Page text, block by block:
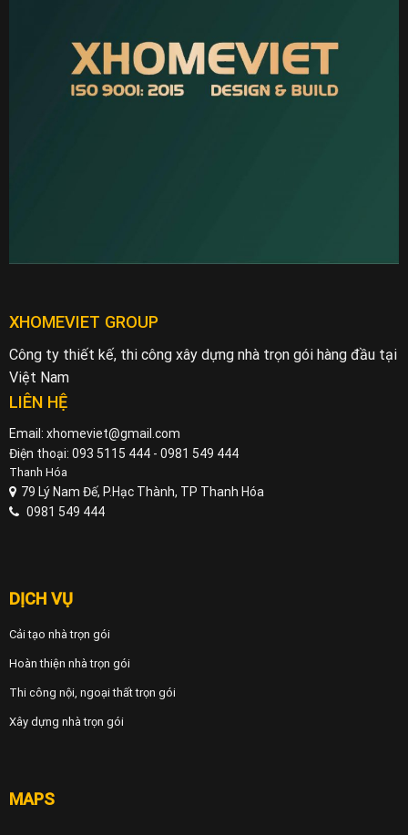
XHOMEVIET GROUP
Công ty thiết kế, thi công xây dựng nhà trọn gói hàng đầu tại
Việt Nam
LIÊN HỆ
Email: xhomeviet@gmail.com
Điện thoại: 093 5115 444 - 0981 549 444
Thanh Hóa
79 Lý Nam Đế, P.Hạc Thành, TP Thanh Hóa
0981 549 444
DỊCH VỤ
Cải tạo nhà trọn gói
Hoàn thiện nhà trọn gói
Thi công nội, ngoại thất trọn gói
Xây dựng nhà trọn gói
MAPS